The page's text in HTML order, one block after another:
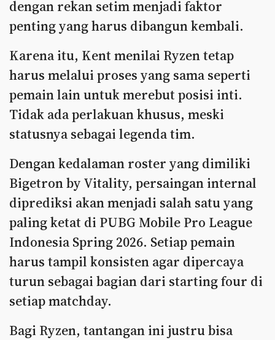
dengan rekan setim menjadi faktor
penting yang harus dibangun kembali.
Karena itu, Kent menilai Ryzen tetap
harus melalui proses yang sama seperti
pemain lain untuk merebut posisi inti.
Tidak ada perlakuan khusus, meski
statusnya sebagai legenda tim.
Dengan kedalaman roster yang dimiliki
Bigetron by Vitality, persaingan internal
diprediksi akan menjadi salah satu yang
paling ketat di PUBG Mobile Pro League
Indonesia Spring 2026. Setiap pemain
harus tampil konsisten agar dipercaya
turun sebagai bagian dari starting four di
setiap matchday.
Bagi Ryzen, tantangan ini justru bisa